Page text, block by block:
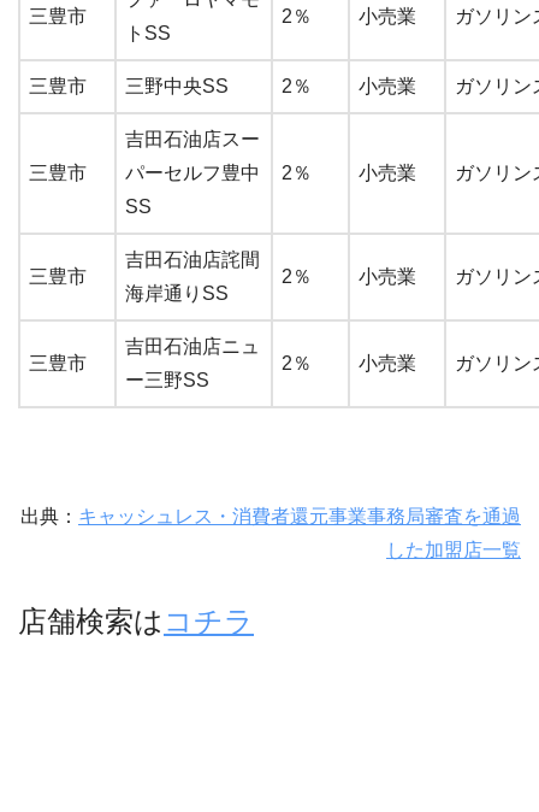
三豊市
トSS
2％ 小売業 ガソリン
三豊市 三野中央SS 2％ 小売業 ガソリン
三豊市
吉田石油店スー
パーセルフ豊中
SS
2％ 小売業 ガソリン
三豊市
吉田石油店詫間
海岸通りSS
2％ 小売業 ガソリン
三豊市
吉田石油店ニュ
ー三野SS
2％ 小売業 ガソリン
出典： キャッシュレス・消費者還元事業事務局審査を通過
した加盟店一覧
店舗検索は コチラ